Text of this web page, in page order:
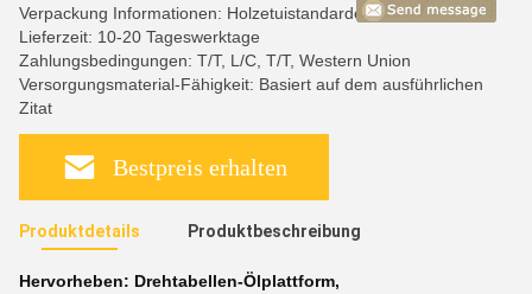
Verpackung Informationen: Holzetuistandardexportverpackung
Lieferzeit: 10-20 Tageswerktage
Zahlungsbedingungen: T/T, L/C, T/T, Western Union
Versorgungsmaterial-Fähigkeit: Basiert auf dem ausführlichen
Zitat
Bestpreis erhalten
Produktdetails Produktbeschreibung
Hervorheben: Drehtabellen-Ölplattform,